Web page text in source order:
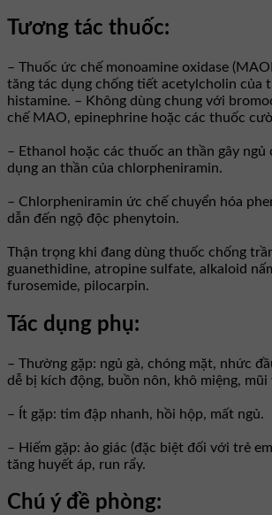
Tương tác thuốc:
– Thuốc ức chế monoamine oxidase
tăng tác dụng chống tiết acetylcholin của
histamine. – Không dùng chung với
chế MAO, epinephrine hoặc các thuốc
– Ethanol hoặc các thuốc an thần gây ngủ
dụng an thần của chlorpheniramin.
– Chlorpheniramin ức chế chuyển hóa
dẫn đến ngộ độc phenytoin.
Thận trọng khi đang dùng thuốc chống
guanethidine, atropine sulfate, alkaloid
furosemide, pilocarpin.
Tác dụng phụ:
– Thường gặp: ngủ gà, chóng mặt, nhức
dễ bị kích động, buồn nôn, khô miệng, mũi
– Ít gặp: tim đập nhanh, hồi hộp, mất ngủ.
– Hiếm gặp: ảo giác (đặc biệt đối với trẻ
tăng huyết áp, run rẩy.
Chú ý đề phòng: